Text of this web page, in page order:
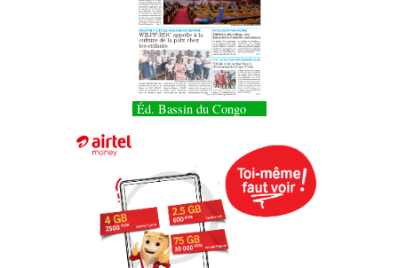
Éd. Bassin du Congo